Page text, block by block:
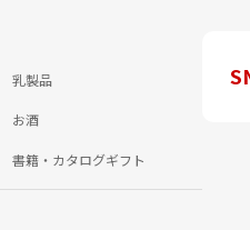
乳製品
お酒
書籍・カタログギフト